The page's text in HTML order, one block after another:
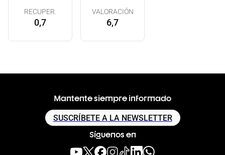
RECUPER.
0,7
VALORACIÓN
6,7
Mantente siempre informado
SUSCRÍBETE A LA NEWSLETTER
Síguenos en